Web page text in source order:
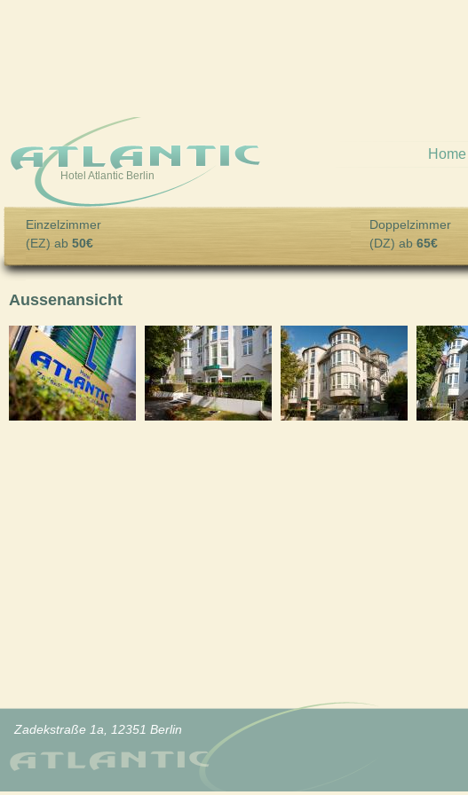
Home
Hotel Atlantic Berlin
Einzelzimmer
(EZ) ab 50€
Doppelzimmer
(DZ) ab 65€
Aussenansicht
Zadekstraße 1a, 12351 Berlin